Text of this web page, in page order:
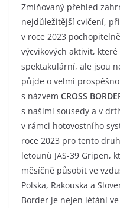
Zmiňovaný přehled
nejdůležitější cvičení,
v roce 2023
výcvikových aktivit,
spektakulární, ale jsou
půjde o velmi
s názvem CROSS
s našimi sousedy a v
v rámci hotovostního
roce 2023 pro tento
letounů JAS-39 Gripen,
měsíčně působit ve
Polska, Rakouska a
Border je nejen létání